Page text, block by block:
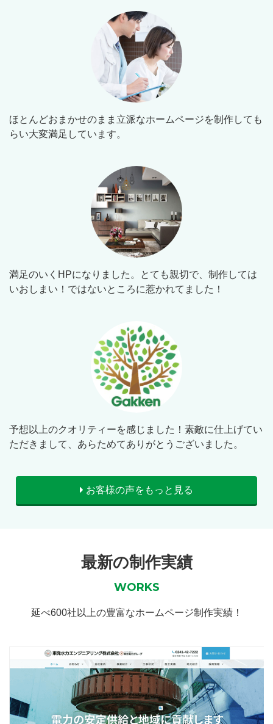
ほとんどおまかせのまま立派なホームページを制作しても
らい大変満足しています。
満足のいくHPになりました。とても親切で、制作しては
いおしまい！ではないところに惹かれてました！
予想以上のクオリティーを感じました！素敵に仕上げてい
ただきまして、あらためてありがとうございました。
お客様の声をもっと見る
最新の制作実績
WORKS
延べ600社以上の豊富なホームページ制作実績！